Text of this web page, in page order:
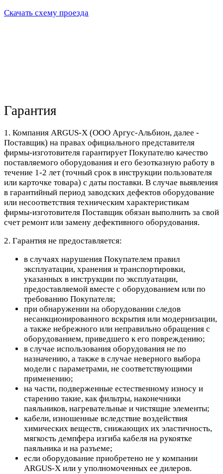
Скачать схему проезда
Гарантия
1. Компания ARGUS-X (ООО Аргус-Альбион, далее -
Поставщик) на правах официального представителя
фирмы-изготовителя гарантирует Покупателю качество
поставляемого оборудования и его безотказную работу в
течение 1-2 лет (точный срок в инструкции пользователя
или карточке товара) с даты поставки. В случае выявления
в гарантийный период заводских дефектов оборудование
или несоответствия техническим характеристикам
фирмы-изготовителя Поставщик обязан выполнить за свой
счет ремонт или замену дефективного оборудования.
2. Гарантия не предоставляется:
в случаях нарушения Покупателем правил
эксплуатации, хранения и транспортировки,
указанных в инструкции по эксплуатации,
предоставляемой вместе с оборудованием или по
требованию Покупателя;
при обнаружении на оборудовании следов
несанкционированного вскрытия или модернизации,
а также небрежного или неправильно обращения с
оборудованием, приведшего к его повреждению;
в случае использования оборудования не по
назначению, а также в случае неверного выбора
модели с параметрами, не соответствующими
применению;
на части, подверженные естественному износу и
старению такие, как фильтры, наконечники
паяльников, нагревательные и чистящие элементы;
кабели, изношенные вследствие воздействия
химических веществ, снижающих их эластичность,
мягкость демпфера изгиба кабеля на рукоятке
паяльника и на разъеме;
если оборудование приобретено не у компании
ARGUS-X или у уполномоченных ее дилеров.